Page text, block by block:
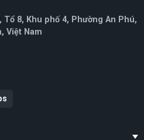
Tổ 8, Khu phố 4, Phường An Phú,
Việt Nam